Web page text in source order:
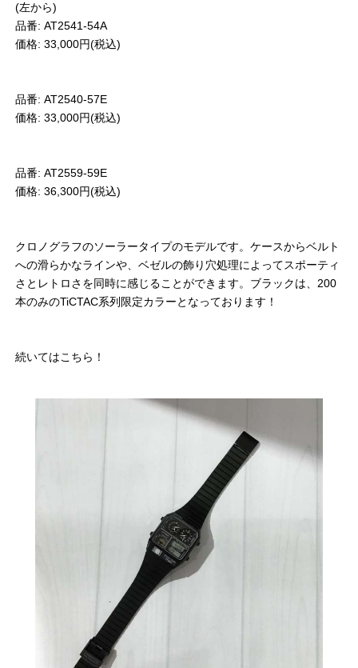
(左から)
品番: AT2541-54A
価格: 33,000円(税込)
品番: AT2540-57E
価格: 33,000円(税込)
品番: AT2559-59E
価格: 36,300円(税込)
クロノグラフのソーラータイプのモデルです。ケースからベルト
への滑らかなラインや、ベゼルの飾り穴処理によってスポーティ
さとレトロさを同時に感じることができます。ブラックは、200
本のみのTiCTAC系列限定カラーとなっております！
続いてはこちら！